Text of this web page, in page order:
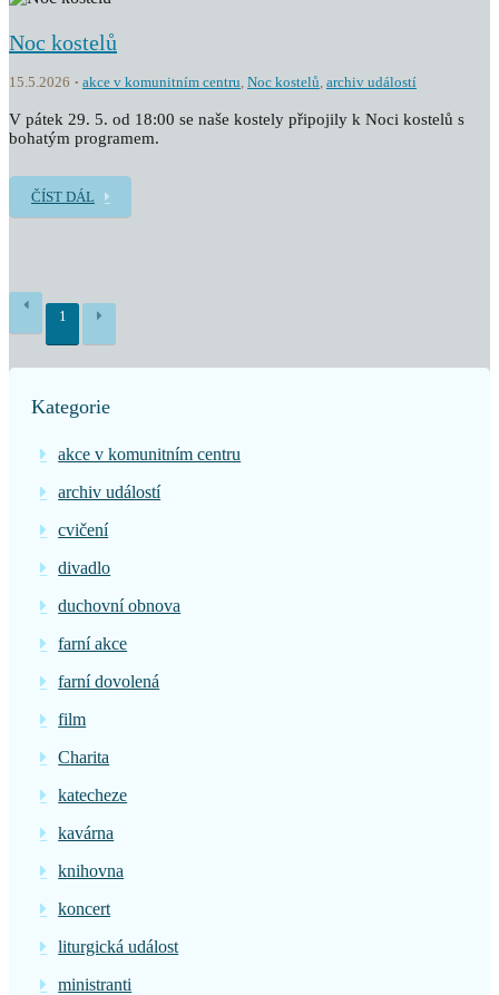
Noc kostelů
15.5.2026 akce v komunitním centru, Noc kostelů, archiv událostí
V pátek 29. 5. od 18:00 se naše kostely připojily k Noci kostelů s
bohatým programem.
ČÍST DÁL
1
Kategorie
akce v komunitním centru
archiv událostí
cvičení
divadlo
duchovní obnova
farní akce
farní dovolená
film
Charita
katecheze
kavárna
knihovna
koncert
liturgická událost
ministranti